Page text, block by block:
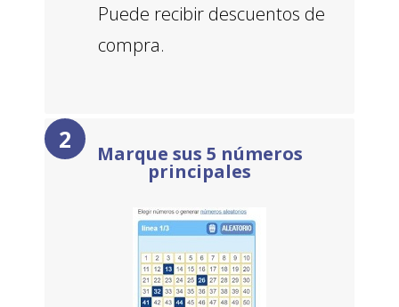
Puede recibir descuentos de
compra.
Marque sus 5 números
principales